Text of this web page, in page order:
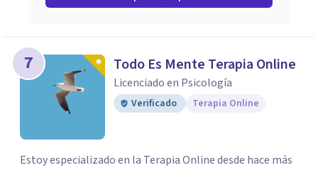
7 Todo Es Mente Terapia Online
Licenciado en Psicología
Verificado Terapia Online
Estoy especializado en la Terapia Online desde hace más